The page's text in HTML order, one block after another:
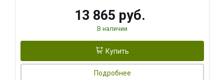
13 865 руб.
В наличии
Купить
Подробнее